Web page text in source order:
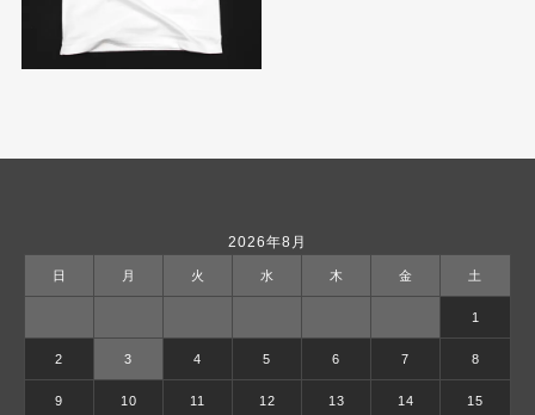
2026年8月
日 月 火 水 木 金 土
1
2 3 4 5 6 7 8
9 10 11 12 13 14 15